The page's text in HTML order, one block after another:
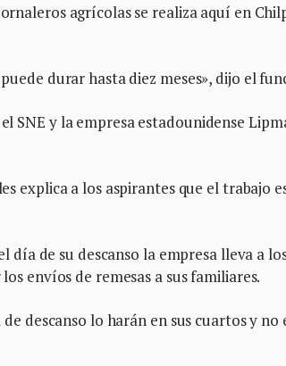
agrícolas se realiza aquí en
durar hasta diez meses», dijo el
SNE y la empresa estadounidense
explica a los aspirantes que el trabajo
día de su descanso la empresa lleva a
envíos de remesas a sus familiares.
descanso lo harán en sus cuartos y no